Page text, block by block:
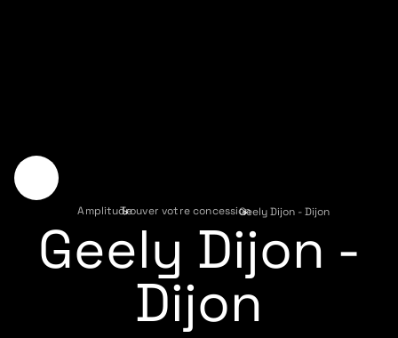
Amplitude
›
Trouver votre concession
›
Geely Dijon - Dijon
Geely Dijon -
Dijon